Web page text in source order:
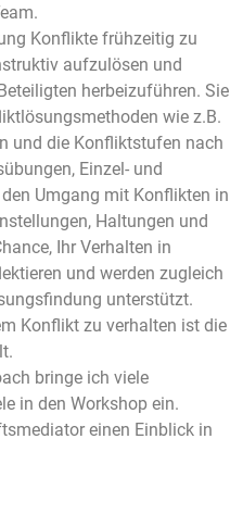
Konflikte frühzeitig zu
aufzulösen und
herbeizuführen. Sie
wie z.B.
und die Konfliktstufen nach
Einzel- und
Umgang mit Konflikten in
Haltungen und
Ihr Verhalten in
und werden zugleich
unterstützt.
Konflikt zu verhalten ist die
bringe ich viele
in den Workshop ein.
einen Einblick in